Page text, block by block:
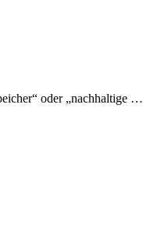
oder „nachhaltige …